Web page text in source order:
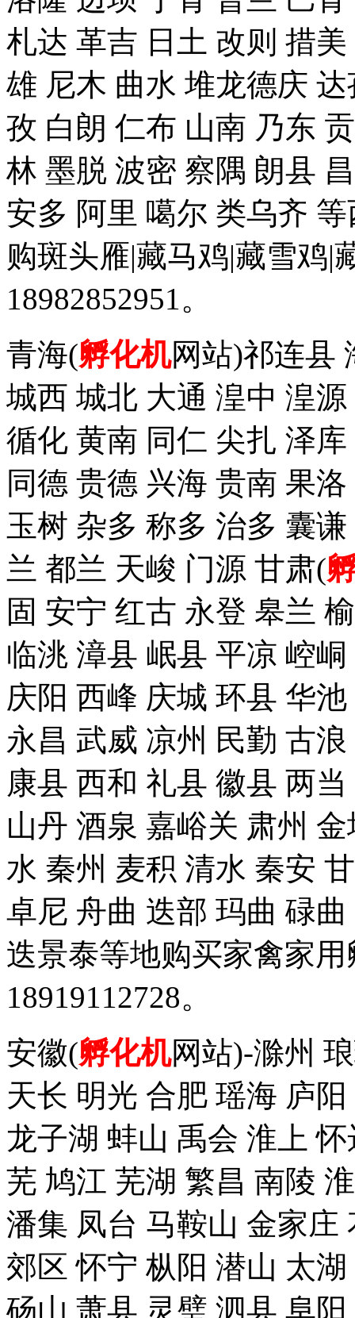
札达 革吉 日土 改则 措
雄 尼木 曲水 堆龙德庆
孜 白朗 仁布 山南 乃东
林 墨脱 波密 察隅 朗县
安多 阿里 噶尔 类乌齐
购斑头雁|藏马鸡|藏雪鸡|
18982852951。
青海(孵化机网站)祁连县
城西 城北 大通 湟中 湟
循化 黄南 同仁 尖扎 泽
同德 贵德 兴海 贵南 果
玉树 杂多 称多 治多 囊
兰 都兰 天峻 门源 甘肃(
固 安宁 红古 永登 皋兰
临洮 漳县 岷县 平凉 崆
庆阳 西峰 庆城 环县 华
永昌 武威 凉州 民勤 古
康县 西和 礼县 徽县 两
山丹 酒泉 嘉峪关 肃州
水 秦州 麦积 清水 秦安
卓尼 舟曲 迭部 玛曲 碌
迭景泰等地购买家禽家
18919112728。
安徽(孵化机网站)-滁州
天长 明光 合肥 瑶海 庐
龙子湖 蚌山 禹会 淮上
芜 鸠江 芜湖 繁昌 南陵
潘集 凤台 马鞍山 金家庄
郊区 怀宁 枞阳 潜山 太
砀山 萧县 灵璧 泗县 阜